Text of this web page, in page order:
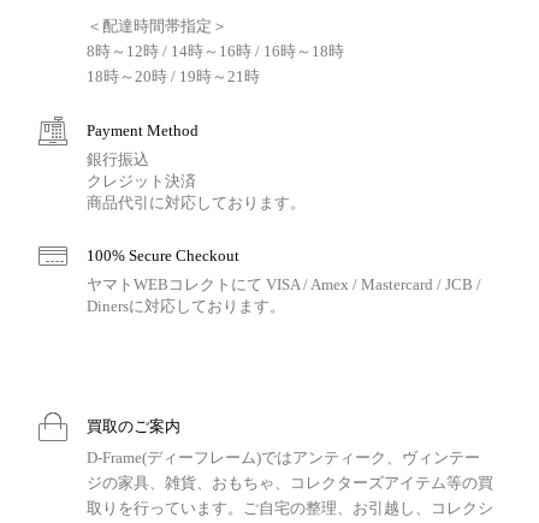
＜配達時間帯指定＞
8時～12時 / 14時～16時 / 16時～18時
18時～20時 / 19時～21時
Payment Method
銀行振込
クレジット決済
商品代引に対応しております。
100% Secure Checkout
ヤマトWEBコレクトにて VISA / Amex / Mastercard / JCB /
Dinersに対応しております。
買取のご案内
D-Frame(ディーフレーム)ではアンティーク、ヴィンテー
ジの家具、雑貨、おもちゃ、コレクターズアイテム等の買
取りを行っています。ご自宅の整理、お引越し、コレクシ